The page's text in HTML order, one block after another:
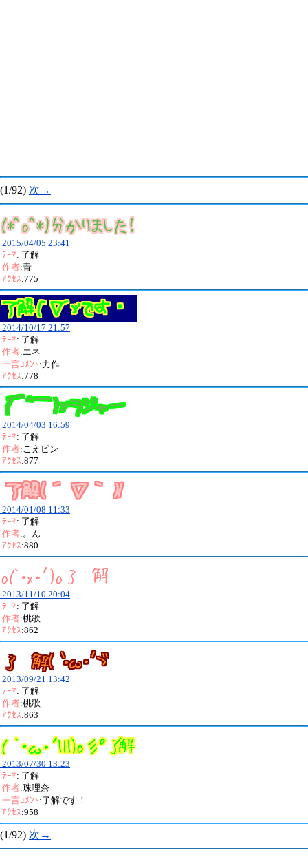
(1/92) 次→
2015/04/05 23:41
ﾃｰﾏ: 了解
作者:青
ｱｸｾｽ:775
2014/10/17 21:57
ﾃｰﾏ: 了解
作者:エネ
一言ｺﾒﾝﾄ:力作
ｱｸｾｽ:778
2014/04/03 16:59
ﾃｰﾏ: 了解
作者:こえピン
ｱｸｾｽ:877
2014/01/08 11:33
ﾃｰﾏ: 了解
作者:。ん
ｱｸｾｽ:880
2013/11/10 20:04
ﾃｰﾏ: 了解
作者:桃歌
ｱｸｾｽ:862
2013/09/21 13:42
ﾃｰﾏ: 了解
作者:桃歌
ｱｸｾｽ:863
2013/07/30 13:23
ﾃｰﾏ: 了解
作者:珠理奈
一言ｺﾒﾝﾄ:了解です！
ｱｸｾｽ:958
(1/92) 次→